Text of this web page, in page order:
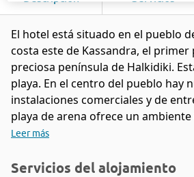
El hotel está situado en el pueblo
costa este de Kassandra, el primer
preciosa península de Halkidiki.
playa. En el centro del pueblo hay
instalaciones comerciales y de
playa de arena ofrece un ambiente
Leer más
Servicios del alojamiento